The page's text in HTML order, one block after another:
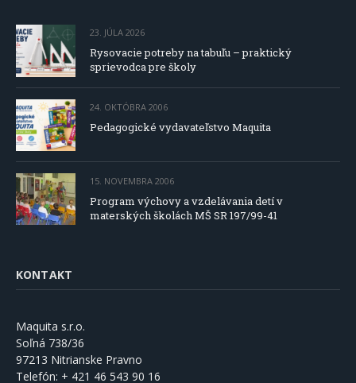
23. JÚLA 2026
Rysovacie potreby na tabuľu – praktický
sprievodca pre školy
24. OKTÓBRA 2006
Pedagogické vydavateľstvo Maquita
15. NOVEMBRA 2006
Program výchovy a vzdelávania detí v
materských školách MŠ SR 197/99-41
KONTAKT
Maquita s.r.o.
Soľná 738/36
97213 Nitrianske Pravno
Telefón: + 421 46 543 90 16